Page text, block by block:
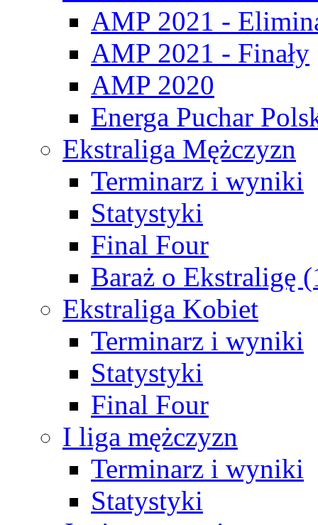
AMP 2021 -
AMP 2021 - Finały
AMP 2020
Energa Puchar
Ekstraliga Mężczyzn
Terminarz i wyniki
Statystyki
Final Four
Baraż o Ekstraligę
Ekstraliga Kobiet
Terminarz i wyniki
Statystyki
Final Four
I liga mężczyzn
Terminarz i wyniki
Statystyki